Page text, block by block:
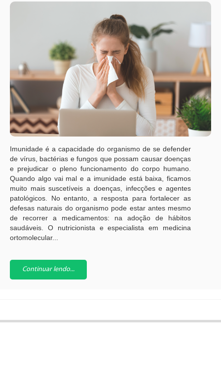
Imunidade é a capacidade do organismo de se defender
de vírus, bactérias e fungos que possam causar doenças
e prejudicar o pleno funcionamento do corpo humano.
Quando algo vai mal e a imunidade está baixa, ficamos
muito mais suscetíveis a doenças, infecções e agentes
patológicos. No entanto, a resposta para fortalecer as
defesas naturais do organismo pode estar antes mesmo
de recorrer a medicamentos: na adoção de hábitos
saudáveis. O nutricionista e especialista em medicina
ortomolecular...
Continuar lendo...